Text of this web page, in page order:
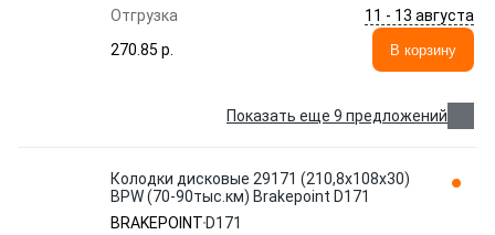
Отгрузка
11 - 13 августа
270.85 p.
В корзину
Показать еще 9 предложений
Колодки дисковые 29171 (210,8x108x30)
BPW (70-90тыс.км) Brakepoint D171
BRAKEPOINT D171